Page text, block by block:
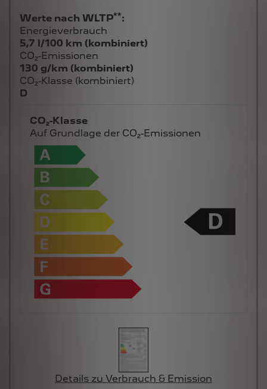
Werte nach WLTP**:
Energieverbrauch
5,7 l/100 km (kombiniert)
CO₂-Emissionen
130 g/km (kombiniert)
CO₂-Klasse (kombiniert)
D
CO₂-Klasse
Auf Grundlage der CO₂-Emissionen
Details zu Verbrauch & Emission